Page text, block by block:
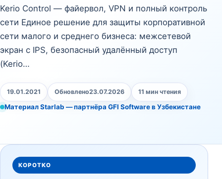
Kerio Control — файервол, VPN и полный контроль
сети Единое решение для защиты корпоративной
сети малого и среднего бизнеса: межсетевой
экран с IPS, безопасный удалённый доступ
(Kerio…
19.01.2021 Обновлено23.07.2026 11 мин чтения
Материал Starlab — партнёра GFI Software в Узбекистане
КОРОТКО